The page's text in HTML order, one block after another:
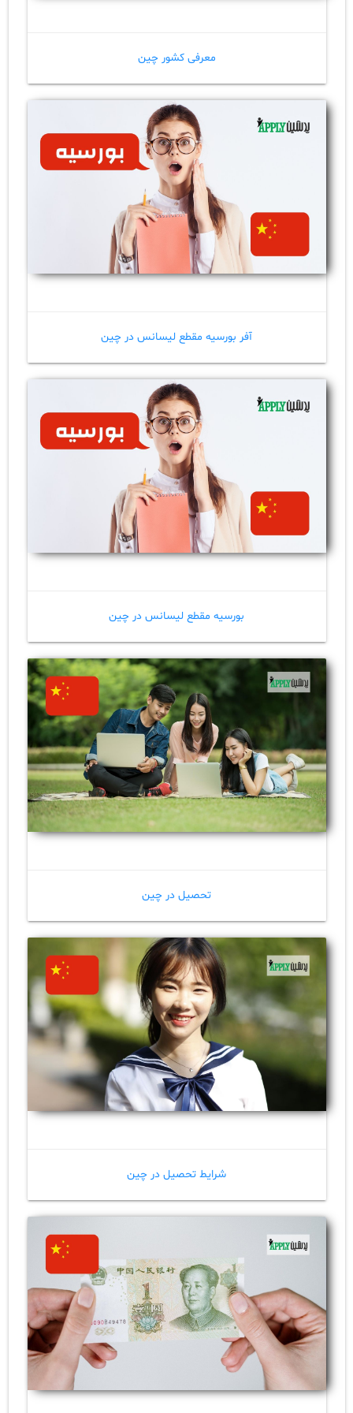
معرفی کشور چین
آفر بورسیه مقطع لیسانس در چین
بورسیه مقطع لیسانس در چین
تحصیل در چین
شرایط تحصیل در چین